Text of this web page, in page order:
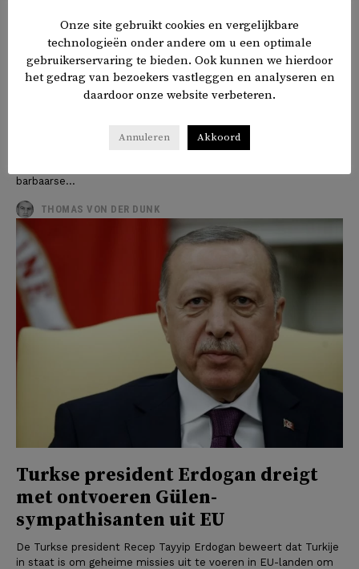
Het Westen staat in het Midden-
Het Westen vindt in het Midden-Oosten nergens gehoor en dat
heeft het aan zichzelf te danken. Door jarenlang wegkijken
barbaarse...
THOMAS VON DER DUNK
Turkse president Erdogan dreigt
met ontvoeren Gülen-
sympathisanten uit EU
De Turkse president Recep Tayyip Erdogan beweert dat Turkije
in staat is om geheime missies uit te voeren in EU-landen om
Onze site gebruikt cookies en vergelijkbare
technologieën onder andere om u een optimale
gebruikerservaring te bieden. Ook kunnen we hierdoor
het gedrag van bezoekers vastleggen en analyseren en
daardoor onze website verbeteren.
Annuleren Akkoord